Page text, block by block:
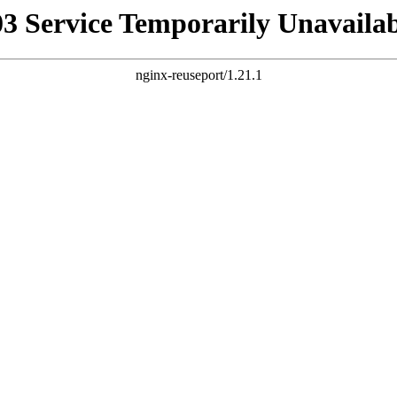
Service Temporarily
nginx-reuseport/1.21.1